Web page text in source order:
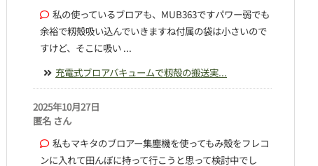
私の使っているブロアも、MUB363ですパワー弱でも
余裕で籾殻吸い込んでいきますね付属の袋は小さいので
すけど、そこに吸い ...
充電式ブロアバキュームで籾殻の搬送実...
2025年10月27日
匿名 さん
私もマキタのブロアー集塵機を使ってもみ殻をフレコ
ンに入れて田んぼに持って行こうと思って検討中でし